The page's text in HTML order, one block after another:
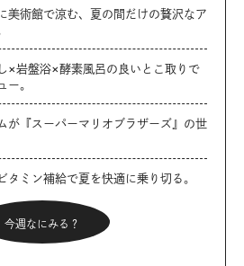
美術館で涼む、夏の間だけの贅沢なア
×岩盤浴×酵素風呂の良いとこ取りで
ー。
が『スーパーマリオブラザーズ』の世
タミン補給で夏を快適に乗り切る。
今週なにみる？